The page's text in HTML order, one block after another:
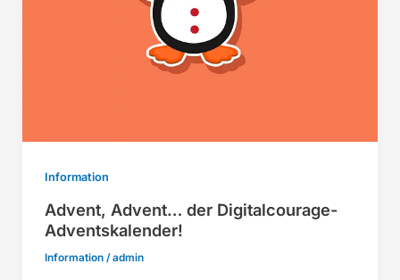
Information
Advent, Advent… der Digitalcourage-
Adventskalender!
Information/admin